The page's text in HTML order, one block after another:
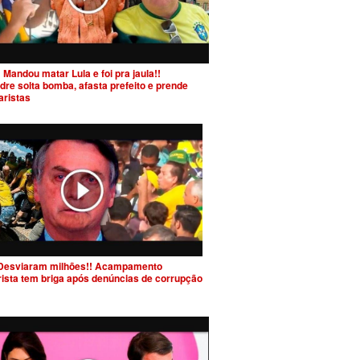
Mandou matar Lula e foi pra jaula!!
solta bomba, afasta prefeito e prende
milhões!! Acampamento
tem briga após denúncias de corrupção